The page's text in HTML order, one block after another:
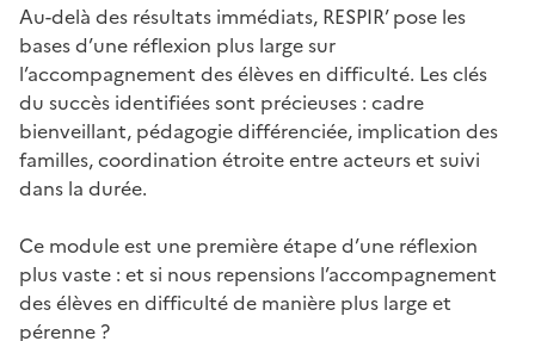
Au-delà des résultats immédiats, RESPIR’ pose les
bases d’une réflexion plus large sur
l’accompagnement des élèves en difficulté. Les clés
du succès identifiées sont précieuses : cadre
bienveillant, pédagogie différenciée, implication des
familles, coordination étroite entre acteurs et suivi
dans la durée.
Ce module est une première étape d’une réflexion
plus vaste : et si nous repensions l’accompagnement
des élèves en difficulté de manière plus large et
pérenne ?